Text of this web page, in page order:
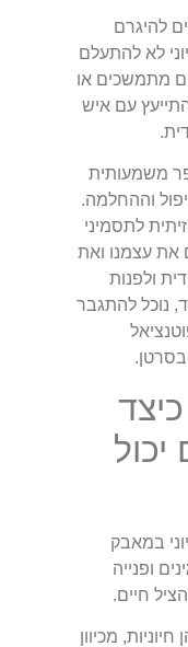
להיגרם
לא להתעלם
מתמשכים או
עם איש
משמעותית
וההחלמה.
לתסמיני
את עצמנו ואת
ולפנות
נוכל להתגבר
יכול
במאבק
ופנייה
חיים.
מכיוון